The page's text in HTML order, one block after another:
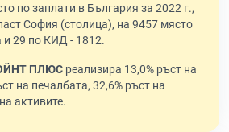
по заплати в България за 2022 г.,
София (столица), на 9457 място
29 по КИД - 1812.
ПЛЮС реализира 13,0% ръст на
на печалбата, 32,6% ръст на
активите.